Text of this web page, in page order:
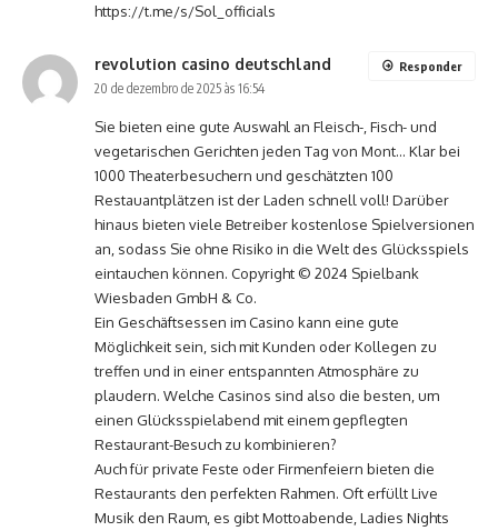
https://t.me/s/Sol_officials
revolution casino deutschland
20 de dezembro de 2025 às 16:54
Sie bieten eine gute Auswahl an Fleisch-, Fisch- und
vegetarischen Gerichten jeden Tag von Mont… Klar bei
1000 Theaterbesuchern und geschätzten 100
Restauantplätzen ist der Laden schnell voll! Darüber
hinaus bieten viele Betreiber kostenlose Spielversionen
an, sodass Sie ohne Risiko in die Welt des Glücksspiels
eintauchen können. Copyright © 2024 Spielbank
Wiesbaden GmbH & Co.
Ein Geschäftsessen im Casino kann eine gute
Möglichkeit sein, sich mit Kunden oder Kollegen zu
treffen und in einer entspannten Atmosphäre zu
plaudern. Welche Casinos sind also die besten, um
einen Glücksspielabend mit einem gepflegten
Restaurant-Besuch zu kombinieren?
Auch für private Feste oder Firmenfeiern bieten die
Restaurants den perfekten Rahmen. Oft erfüllt Live
Musik den Raum, es gibt Mottoabende, Ladies Nights
Responder